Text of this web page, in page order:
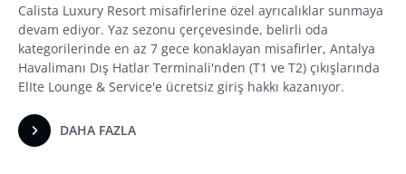
Calista Luxury Resort misafirlerine özel ayrıcalıklar sunmaya
devam ediyor. Yaz sezonu çerçevesinde, belirli oda
kategorilerinde en az 7 gece konaklayan misafirler, Antalya
Havalimanı Dış Hatlar Terminali'nden (T1 ve T2) çıkışlarında
ElIte Lounge & Service'e ücretsiz giriş hakkı kazanıyor.
DAHA FAZLA